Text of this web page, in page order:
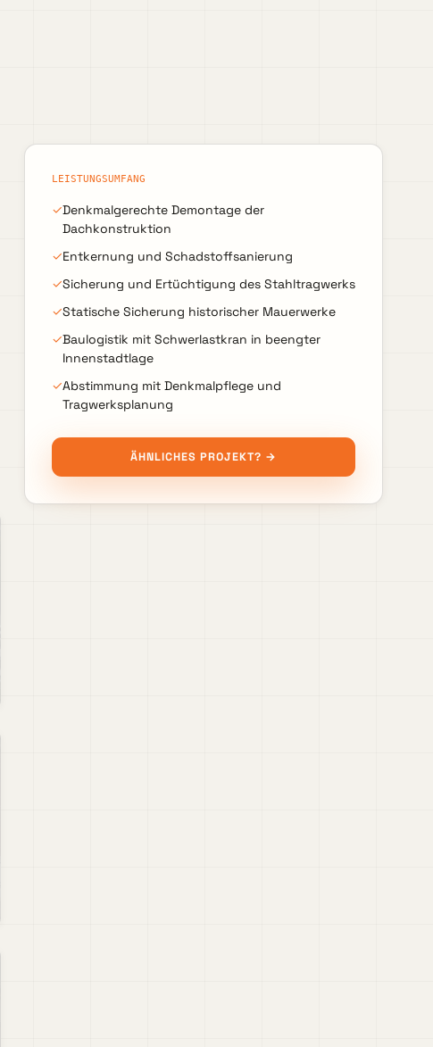
LEISTUNGSUMFANG
✓Denkmalgerechte Demontage der
Dachkonstruktion
✓Entkernung und Schadstoffsanierung
✓Sicherung und Ertüchtigung des Stahltragwerks
✓Statische Sicherung historischer Mauerwerke
✓Baulogistik mit Schwerlastkran in beengter
Innenstadtlage
✓Abstimmung mit Denkmalpflege und
Tragwerksplanung
ÄHNLICHES PROJEKT? →